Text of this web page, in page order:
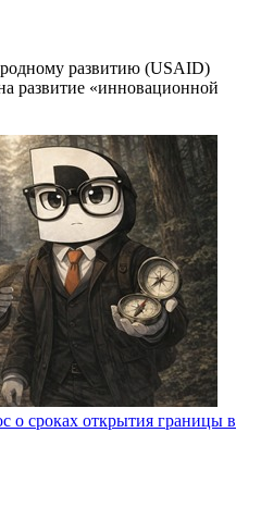
развитию (USAID)
развитие «инновационной
о сроках открытия границы в